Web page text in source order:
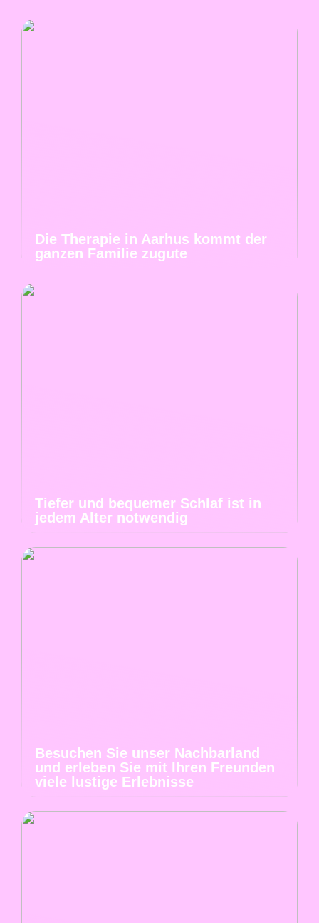
Die Therapie in Aarhus kommt der
ganzen Familie zugute
Tiefer und bequemer Schlaf ist in
jedem Alter notwendig
Besuchen Sie unser Nachbarland
und erleben Sie mit Ihren Freunden
viele lustige Erlebnisse